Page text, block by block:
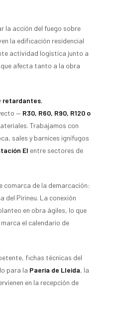
la acción del fuego sobre
la edificación residencial
actividad logística junto a
afecta tanto a la obra
retardantes,
— R30, R60, R90, R120 o
Trabajamos con
sales y barnices ignífugos
EI entre sectores de
comarca de la demarcación:
del Pirineu. La conexión
en obra ágiles, lo que
el calendario de
fichas técnicas del
para la Paeria de Lleida, la
en la recepción de